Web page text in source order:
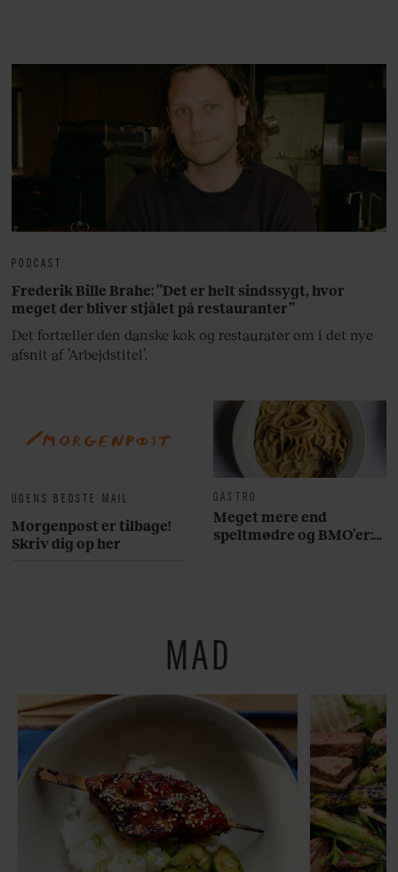
UGENS BEDSTE MAIL
Morgenpost er tilbage!
Skriv dig op her
GASTRO
Meget mere end
speltmødre og BMO’er:
PODCAST
Frederik Bille Brahe: ”Det er helt sindssygt, hvor
meget der bliver stjålet på restauranter”
Det fortæller den danske kok og restauratør om i det nye
afsnit af ’Arbejdstitel’.
MAD